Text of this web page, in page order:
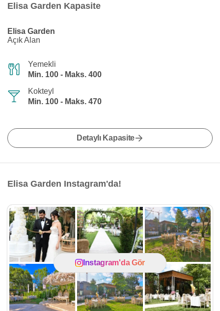
Elisa Garden Kapasite
Elisa Garden
Açık Alan
Yemekli
Min. 100 - Maks. 400
Kokteyl
Min. 100 - Maks. 470
Detaylı Kapasite
Elisa Garden Instagram'da!
Instagram'da Gör